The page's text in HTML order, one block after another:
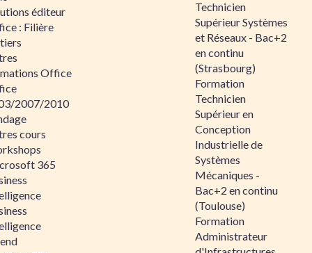
éditeur
: Filière
Office
2007/2010
cours
365
Technicien
Supérieur Systèmes
et Réseaux - Bac+2
en continu
(Strasbourg)
Formation
Technicien
Supérieur en
Conception
Industrielle de
Systèmes
Mécaniques -
Bac+2 en continu
(Toulouse)
Formation
Administrateur